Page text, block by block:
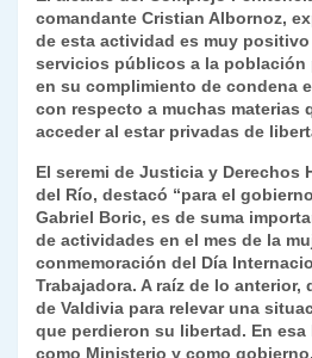
comandante Cristian Albornoz,
de esta actividad es muy
servicios públicos a la población
en su complimiento de condena
con respecto a muchas materias
acceder al estar privadas de
El seremi de Justicia y Derechos
del Río, destacó “para el
Gabriel Boric, es de suma
de actividades en el mes de la
conmemoración del Día
Trabajadora. A raíz de lo anterior,
de Valdivia para relevar una
que perdieron su libertad. En esa
como Ministerio y como